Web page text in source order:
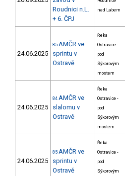
Roudnici n.L.
+ 6. ČPJ
nad Labem
24.06.2025
85 AMČR ve
sprintu v
Ostravě
Řeka
Ostravice -
pod
Sýkorovým
mostem
24.06.2025
84 AMČR ve
slalomu v
Ostravě
Řeka
Ostravice -
pod
Sýkorovým
mostem
24.06.2025
85 AMČR ve
sprintu v
Ostravě
Řeka
Ostravice -
pod
Sýkorovým